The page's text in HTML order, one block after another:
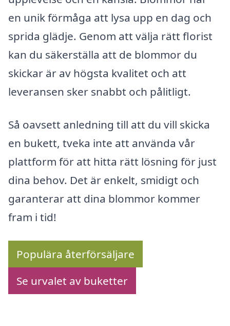
en unik förmåga att lysa upp en dag och
sprida glädje. Genom att välja rätt florist
kan du säkerställa att de blommor du
skickar är av högsta kvalitet och att
leveransen sker snabbt och pålitligt.
Så oavsett anledning till att du vill skicka
en bukett, tveka inte att använda vår
plattform för att hitta rätt lösning för just
dina behov. Det är enkelt, smidigt och
garanterar att dina blommor kommer
fram i tid!
Populära återförsäljare
Se urvalet av buketter